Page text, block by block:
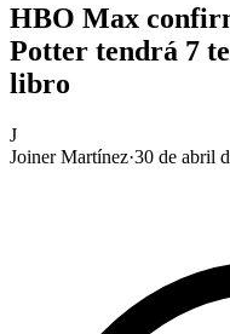
HBO Max
Potter tendrá 7
libro
J
Joiner Martínez·30 de abril